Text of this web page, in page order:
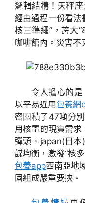
邏輯結構！天秤
經由過程一份看法
核三準繩”，誇大
咖啡館內。災害不
令人擔心的
以平易近用包養網
密囤積了47噸分
用核電的現實需
彈頭。japan(日本
謀均衡，激發“核
包養app西南亞地
固組成嚴重要挾。